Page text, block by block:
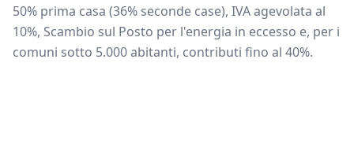
50% prima casa (36% seconde case), IVA agevolata al
10%, Scambio sul Posto per l'energia in eccesso e, per i
comuni sotto 5.000 abitanti, contributi fino al 40%.